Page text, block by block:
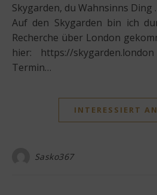
Skygarden, du Wahnsinns
Auf den Skygarden bin ich
Recherche über London
hier: https://
Termin…
INTERESSIERT
Sasko367